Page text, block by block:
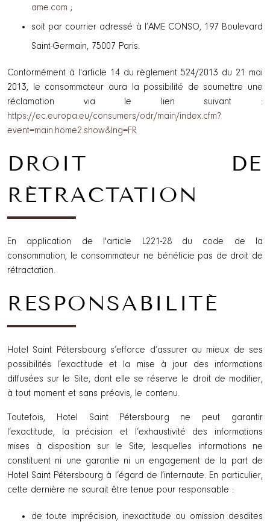
ame.com ;
soit par courrier adressé à l’AME CONSO, 197 Boulevard
Saint-Germain, 75007 Paris.
Conformément à l'article 14 du règlement 524/2013 du 21 mai
2013, le consommateur aura la possibilité de soumettre une
réclamation via le lien suivant :
https://ec.europa.eu/consumers/odr/main/index.cfm?
event=main.home2.show&lng=FR
DROIT DE
RÉTRACTATION
En application de l'article L221-28 du code de la
consommation, le consommateur ne bénéficie pas de droit de
rétractation.
RESPONSABILITÉ
Hotel Saint Pétersbourg s’efforce d’assurer au mieux de ses
possibilités l’exactitude et la mise à jour des informations
diffusées sur le Site, dont elle se réserve le droit de modifier,
à tout moment et sans préavis, le contenu.
Toutefois, Hotel Saint Pétersbourg ne peut garantir
l’exactitude, la précision et l’exhaustivité des informations
mises à disposition sur le Site, lesquelles informations ne
constituent ni une garantie ni un engagement de la part de
Hotel Saint Pétersbourg à l’égard de l’internaute. En particulier,
cette dernière ne saurait être tenue pour responsable :
de toute imprécision, inexactitude ou omission desdites